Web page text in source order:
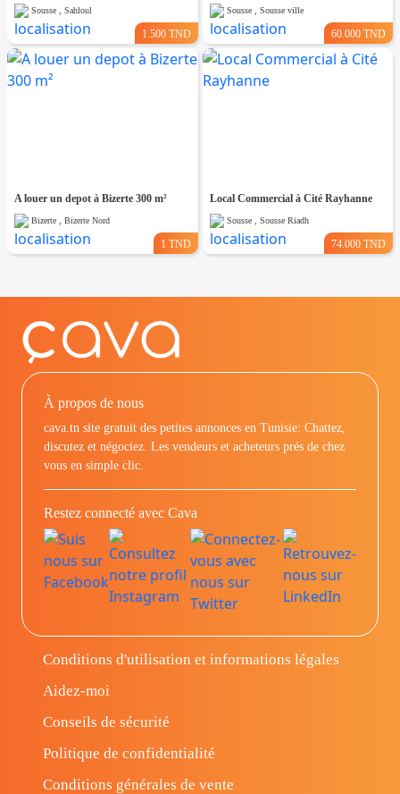
Sousse , Sahloul
1.500 TND
Sousse , Sousse ville
60.000 TND
A louer un depot à Bizerte 300 m²
Bizerte , Bizerte Nord
1 TND
Local Commercial à Cité Rayhanne
Sousse , Sousse Riadh
74.000 TND
À propos de nous
cava.tn site gratuit des petites annonces en Tunisie: Chattez,
discutez et négociez. Les vendeurs et acheteurs prés de chez
vous en simple clic.
Restez connecté avec Cava
Conditions d'utilisation et informations légales
Aidez-moi
Conseils de sécurité
Politique de confidentialité
Conditions générales de vente